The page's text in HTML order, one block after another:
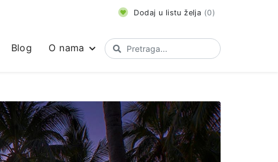
Dodaj u listu želja (0)
Blog O nama